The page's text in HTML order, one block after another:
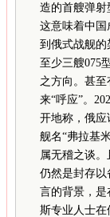
造的首艘弹
这意味着中国
到俄式战舰
至少三艘075
之方向。甚
来“呼应”。
开地称，俄应
舰名“弗拉基
属无稽之谈
仍然是封存以
言的背景，是
斯专业人士